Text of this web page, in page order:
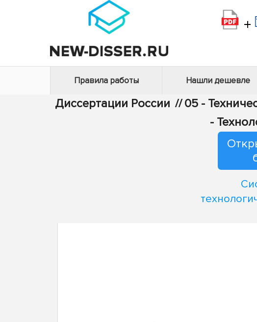
+
Правила работы Нашли дешевле
Диссертации России // 05 -
-